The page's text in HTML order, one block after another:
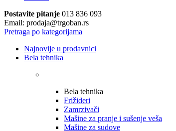
Postavite pitanje 013 836 093
Email: prodaja@trgoban.rs
Pretraga po kategorijama
Najnovije u prodavnici
Bela tehnika
Bela tehnika
Frižideri
Zamrzivači
Mašine za pranje i sušenje veša
Mašine za sudove